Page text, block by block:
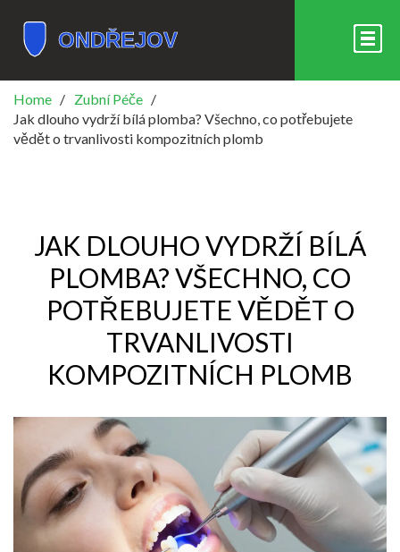
Home
Zubní Péče
Jak dlouho vydrží bílá plomba? Všechno, co potřebujete
vědět o trvanlivosti kompozitních plomb
JAK DLOUHO VYDRŽÍ BÍLÁ
PLOMBA? VŠECHNO, CO
POTŘEBUJETE VĚDĚT O
TRVANLIVOSTI
KOMPOZITNÍCH PLOMB